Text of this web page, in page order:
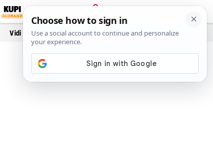
PRIJAVA
Vidi još…